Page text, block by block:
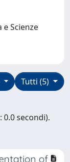
Scienze
Tutti (5)
0.0 secondi).
of